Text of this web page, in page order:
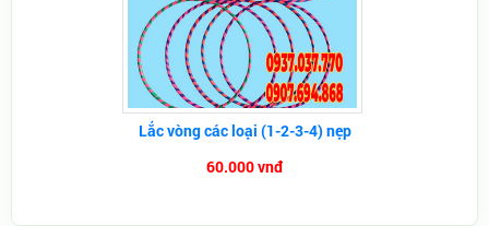
Lắc vòng các loại (1-2-3-4) nẹp
60.000 vnđ